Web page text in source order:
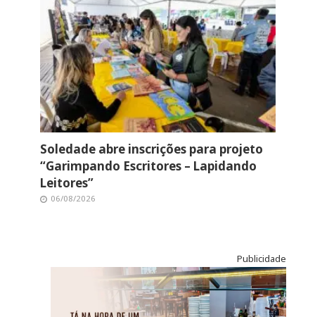
Soledade abre inscrições para projeto
“Garimpando Escritores – Lapidando
Leitores”
06/08/2026
Publicidade